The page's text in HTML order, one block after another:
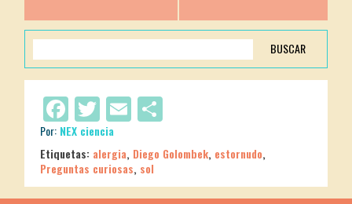
BUSCAR
Facebook
Twitter
Email
Por: NEX ciencia
Etiquetas: alergia, Diego Golombek, estornudo,
Preguntas curiosas, sol